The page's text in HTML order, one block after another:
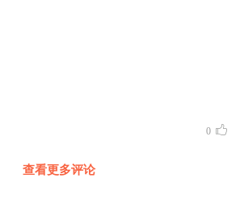
0
查看更多评论